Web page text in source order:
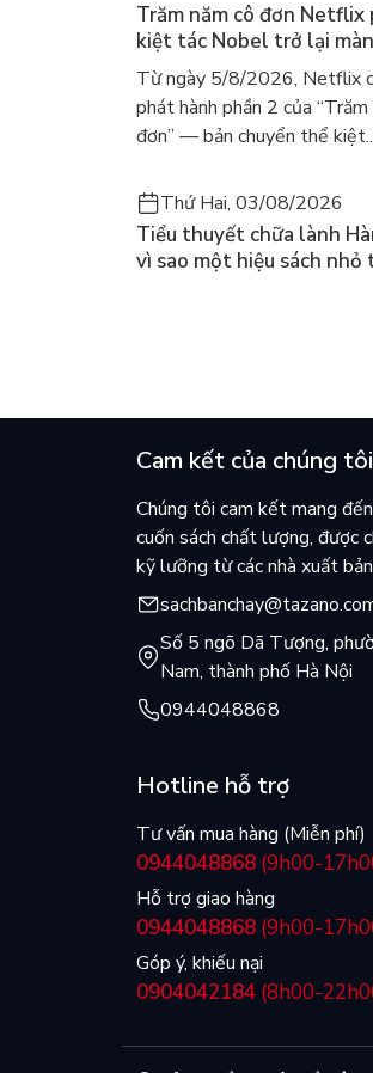
- Chương 4: Quá trình hình
- Chương 5: Hệ thống quản
- Chương 6: Cơ chế, chính
- Chương 9: Hội nhập quốc
- Chương 10: Thương mại và
Phần 2:Thương mại doanh
- Chương 12: Tổ chức kinh
- Chương 13: Dịch vụ
Trăm năm cô đơn Netflix
kiệt tác Nobel trở lại
dòng người tìm đọc lại
Márquez
Từ ngày 5/8/2026, Netflix
phát hành phần 2 của “Trăm
đơn” — bản chuyển thể
Thứ Hai, 03/08/2026
Tiểu thuyết chữa lành
vì sao một hiệu sách
Cam kết của chúng tôi
Chúng tôi cam kết mang
cuốn sách chất lượng, được
kỹ lưỡng từ các nhà xuất
Số 5 ngõ Dã Tượng,
Nam, thành phố Hà Nội
0944048868
Hotline hỗ trợ
Tư vấn mua hàng (Miễn phí)
0944048868 (9h00-
Hỗ trợ giao hàng
0944048868 (9h00-
Góp ý, khiếu nại
0904042184 (8h00-